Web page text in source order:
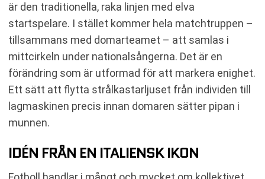
är den traditionella, raka linjen med elva
startspelare. I stället kommer hela matchtruppen –
tillsammans med domarteamet – att samlas i
mittcirkeln under nationalsångerna. Det är en
förändring som är utformad för att markera enighet.
Ett sätt att flytta strålkastarljuset från individen till
lagmaskinen precis innan domaren sätter pipan i
munnen.
IDÉN FRÅN EN ITALIENSK IKON